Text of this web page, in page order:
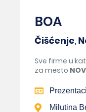
BOA
Čišćenje,
Sve firme u
za mesto
Milutina